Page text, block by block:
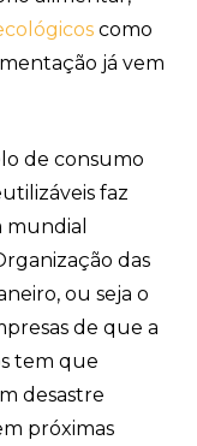
como
já vem
de consumo
faz
mundial
das
ou seja o
de que a
tem que
desastre
próximas